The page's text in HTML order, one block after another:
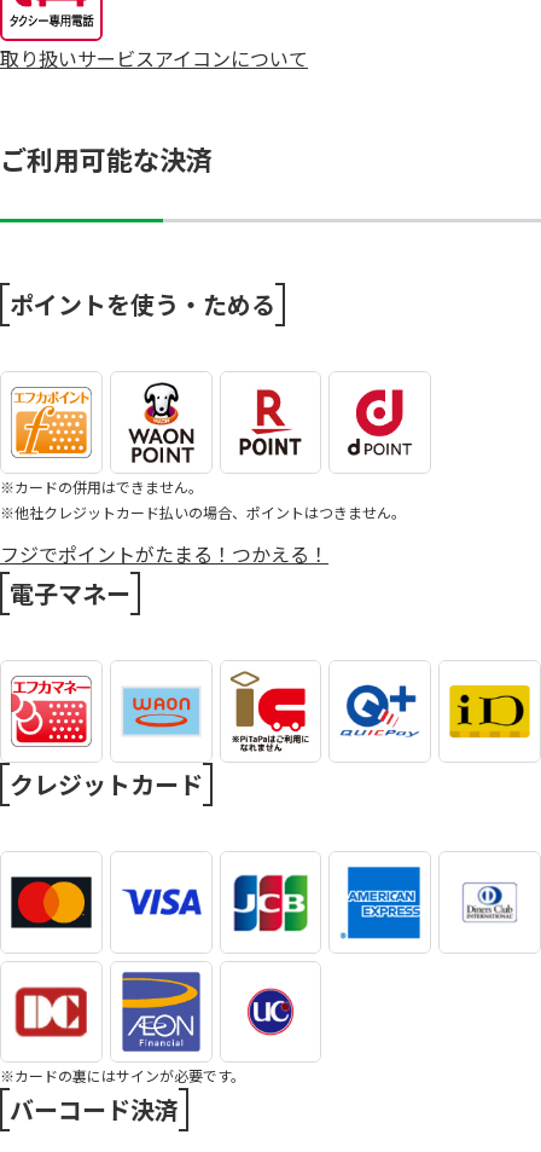
取り扱いサービスアイコンについて
ご利用可能な決済
ポイントを使う・ためる
※カードの併用はできません。
※他社クレジットカード払いの場合、ポイントはつきません。
フジでポイントがたまる！つかえる！
電子マネー
クレジットカード
※カードの裏にはサインが必要です。
バーコード決済